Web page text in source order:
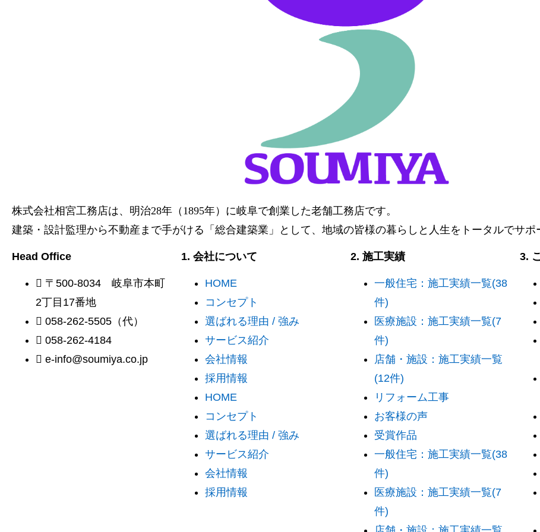
株式会社相宮工務店は、 明治28年（1895年）に岐阜で創業した老舗工務店です。
建築・設計監理から不動産まで手がける「総合建築業」として、地域の皆様の暮らしと人生をトータルでサポ
Head Office
〒500-8034 岐阜市本町
2丁目17番地
058-262-5505（代）
058-262-4184
e-info@soumiya.co.jp
1. 会社について
HOME
コンセプト
選ばれる理由 / 強み
サービス紹介
会社情報
採用情報
HOME
コンセプト
選ばれる理由 / 強み
サービス紹介
会社情報
採用情報
2. 施工実績
一般住宅：施工実績一覧(38
件)
医療施設：施工実績一覧(7
件)
店舗・施設：施工実績一覧
(12件)
リフォーム工事
お客様の声
受賞作品
一般住宅：施工実績一覧(38
件)
医療施設：施工実績一覧(7
件)
3.